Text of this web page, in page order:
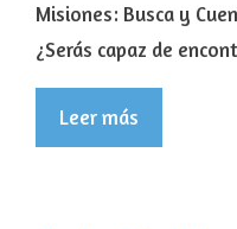
Misiones: Busca y
¿Serás capaz de
Leer más